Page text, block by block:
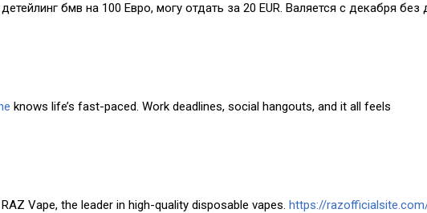
бмв на 100 Евро, могу отдать за 20 EUR. Валяется с декабря без
knows life’s fast-paced. Work deadlines, social hangouts, and it all feels
Vape, the leader in high-quality disposable vapes. https://